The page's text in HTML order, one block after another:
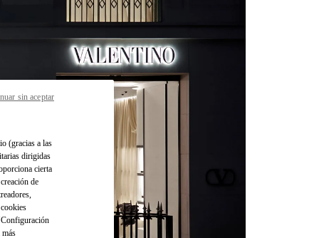
(gracias a las
dirigidas
cierta
de
sin aceptar